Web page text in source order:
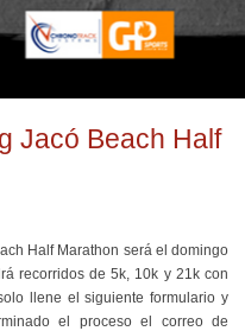
Jacó Beach Half
Half Marathon será el domingo
recorridos de 5k, 10k y 21k con
llene el siguiente formulario y
el proceso el correo de